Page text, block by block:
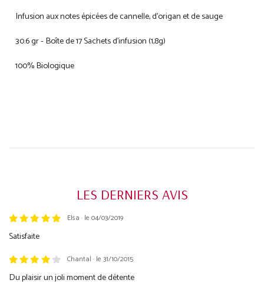
Infusion aux notes épicées de cannelle, d’origan et de sauge
30.6 gr - Boîte de 17 Sachets d'infusion (1,8g)
100% Biologique
LES DERNIERS AVIS
Trustpilot Elsa · le 04/03/2019
Satisfaite
Chantal · le 31/10/2015
Du plaisir un joli moment de détente